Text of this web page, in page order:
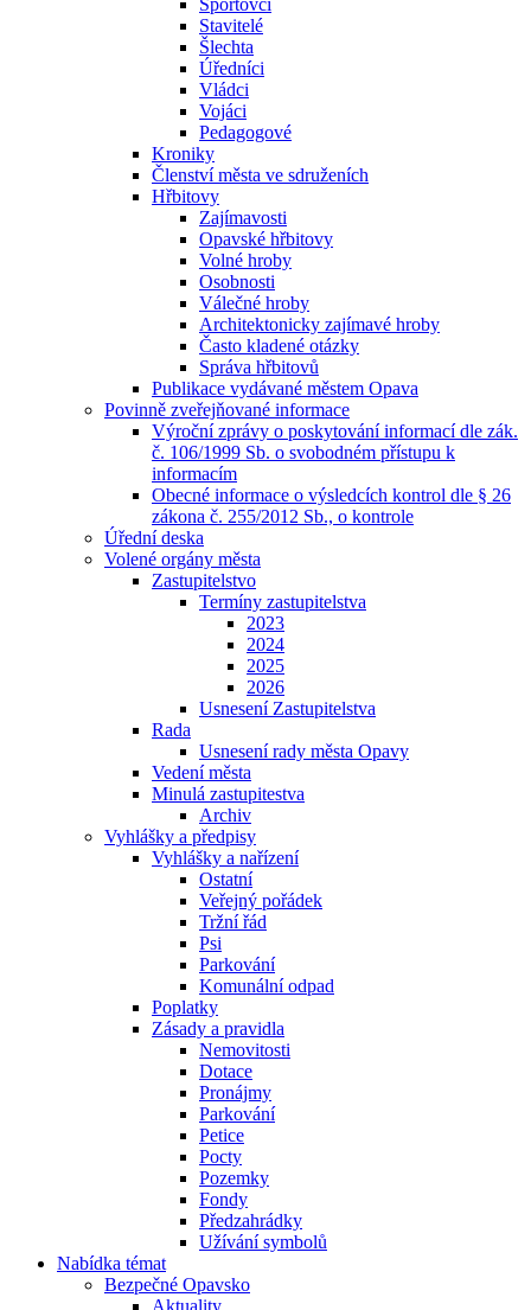
Sportovci
Stavitelé
Šlechta
Úředníci
Vládci
Vojáci
Pedagogové
Kroniky
Členství města ve sdruženích
Hřbitovy
Zajímavosti
Opavské hřbitovy
Volné hroby
Osobnosti
Válečné hroby
Architektonicky zajímavé hroby
Často kladené otázky
Správa hřbitovů
Publikace vydávané městem Opava
Povinně zveřejňované informace
Výroční zprávy o poskytování informací dle zák.
č. 106/1999 Sb. o svobodném přístupu k
informacím
Obecné informace o výsledcích kontrol dle § 26
zákona č. 255/2012 Sb., o kontrole
Úřední deska
Volené orgány města
Zastupitelstvo
Termíny zastupitelstva
2023
2024
2025
2026
Usnesení Zastupitelstva
Rada
Usnesení rady města Opavy
Vedení města
Minulá zastupitestva
Archiv
Vyhlášky a předpisy
Vyhlášky a nařízení
Ostatní
Veřejný pořádek
Tržní řád
Psi
Parkování
Komunální odpad
Poplatky
Zásady a pravidla
Nemovitosti
Dotace
Pronájmy
Parkování
Petice
Pocty
Pozemky
Fondy
Předzahrádky
Užívání symbolů
Nabídka témat
Bezpečné Opavsko